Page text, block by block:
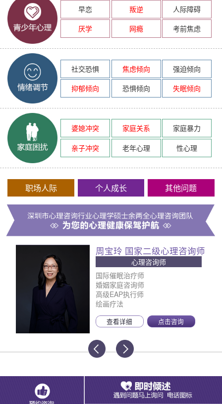
早恋 叛逆
人际障碍
厌学
网瘾 考前焦虑
社交恐惧 焦虑倾向
强迫倾向
抑郁倾向
恐惧倾向 失眠倾向
婆媳冲突 家庭关系
家庭暴力
亲子冲突
老年心理 性心理
职场人际 个人成长 其他问题
周宝玲 国家二级心理咨询师
心理咨询师
国际催眠治疗师
婚姻家庭咨询师
高级EAP执行师
绘画疗法
查看详细 点击咨询